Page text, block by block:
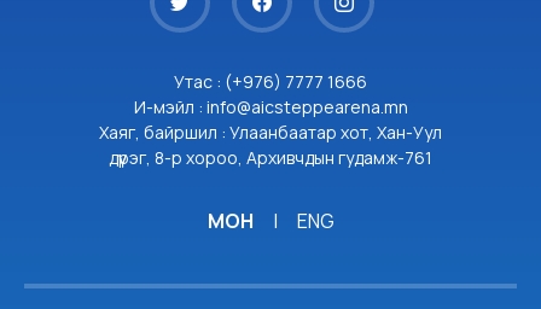
Утас : (+976) 7777 1666
И-мэйл : info@aicsteppearena.mn
Хаяг, байршил : Улаанбаатар хот, Хан-Уул
дүүрэг, 8-р хороо, Архивчдын гудамж-761
МОН | ENG